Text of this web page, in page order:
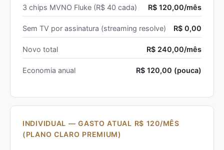
3 chips MVNO Fluke (R$ 40 cada) R$ 120,00/mês
Sem TV por assinatura (streaming resolve) R$ 0,00
Novo total R$ 240,00/mês
Economia anual R$ 120,00 (pouca)
INDIVIDUAL — GASTO ATUAL R$ 120/MÊS
(PLANO CLARO PREMIUM)